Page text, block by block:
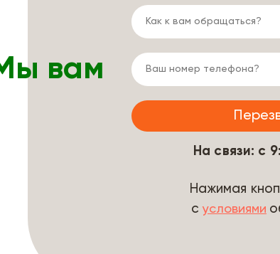
вам
На связи: с
Нажимая
с условиями